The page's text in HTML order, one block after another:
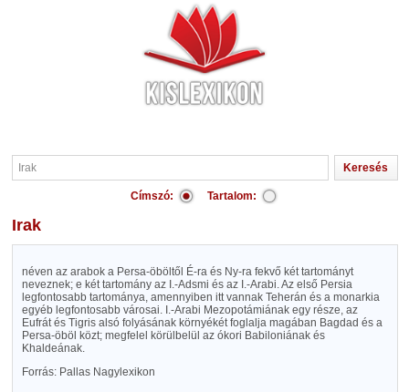
Címszó: Tartalom:
Irak
néven az arabok a Persa-öböltől É-ra és Ny-ra fekvő két tartományt
neveznek; e két tartomány az I.-Adsmi és az I.-Arabi. Az első Persia
legfontosabb tartománya, amennyiben itt vannak Teherán és a monarkia
egyéb legfontosabb városai. I.-Arabi Mezopotámiának egy része, az
Eufrát és Tigris alsó folyásának környékét foglalja magában Bagdad és a
Persa-öböl közt; megfelel körülbelül az ókori Babiloniának és
Khaldeának.
Forrás: Pallas Nagylexikon